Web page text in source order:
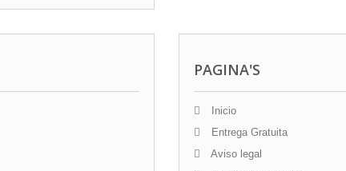
PAGINA'S
Inicio
Entrega Gratuita
Aviso legal